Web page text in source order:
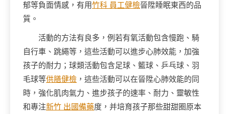
郁等負面情感，有用竹科 員工健檢晉陞睡眠東西的品
質。
活動的方法有良多，例若有氧活動包含慢跑、騎
自行車、跳繩等，這些活動可以進步心肺效能，加強
孩子的耐力；球類活動包含足球、籃球、乒乓球、羽
毛球等供膳健檢 ，這些活動可以在晉陞心肺效能的同
時，強化肌肉氣力、進步孩子的速率、耐力、靈敏性
和專注新竹 出國備藥度，并培育孩子那些甜甜圈原本